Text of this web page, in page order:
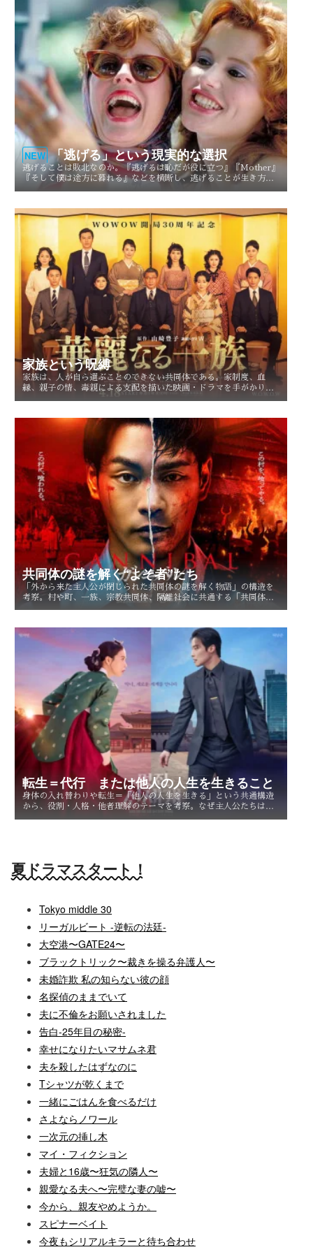
NEW 「逃げる」という現実的な選択
逃げることは敗北なのか。『逃げるは恥だが役に立つ』『Mother』
『そして僕は途方に暮れる』などを横断し、逃げることが生き方や
家族という呪縛
家族は、人が自ら選ぶことのできない共同体である。家制度、血
縁、親子の情、毒親による支配を描いた映画・ドラマを手がかり
共同体の謎を解く“よそ者”たち
「外から来た主人公が閉じられた共同体の謎を解く物語」の構造を
考察。村や町、一族、宗教共同体、隔離社会に共通する「共同体の
転生＝代行 または他人の人生を生きること
身体の入れ替わりや転生＝「他人の人生を生きる」という共通構造
から、役割・人格・他者理解のテーマを考察。なぜ主人公たちは他
夏ドラマスタート！
Tokyo middle 30
リーガルビート -逆転の法廷-
大空港〜GATE24〜
ブラックトリック〜裁きを操る弁護人〜
未婚詐欺 私の知らない彼の顔
名探偵のままでいて
夫に不倫をお願いされました
告白-25年目の秘密-
幸せになりたいマサムネ君
夫を殺したはずなのに
Tシャツが乾くまで
一緒にごはんを食べるだけ
さよならノワール
一次元の挿し木
マイ・フィクション
夫婦と16歳〜狂気の隣人〜
親愛なる夫へ〜完璧な妻の嘘〜
今から、親友やめようか。
スピナーベイト
今夜もシリアルキラーと待ち合わせ